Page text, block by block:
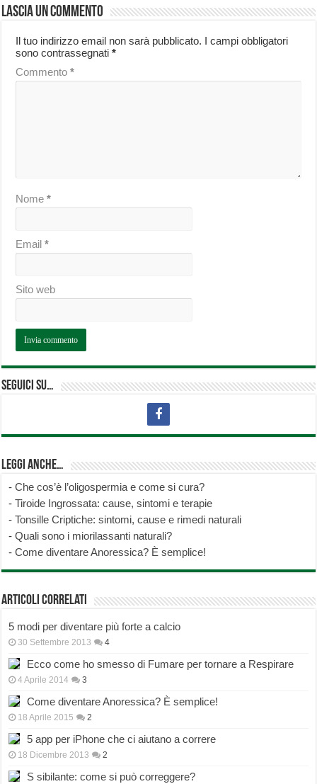
Lascia un commento
Il tuo indirizzo email non sarà pubblicato. I campi obbligatori
sono contrassegnati*
Commento*
Nome*
Email*
Sito web
Seguici su…
Leggi anche…
-Che cos’è l’oligospermia e come si cura?
-Tiroide Ingrossata: cause, sintomi e terapie
-Tonsille Criptiche: sintomi, cause e rimedi naturali
-Quali sono i miorilassanti naturali?
-Come diventare Anoressica? È semplice!
Articoli correlati
5 modi per diventare più forte a calcio
30 Settembre 2013 4
Ecco come ho smesso di Fumare per tornare a Respirare
4 Aprile 2014 3
Come diventare Anoressica? È semplice!
18 Aprile 2015 2
5 app per iPhone che ci aiutano a correre
18 Dicembre 2013 2
S sibilante: come si può correggere?